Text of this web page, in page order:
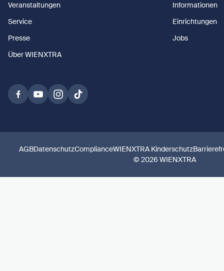
Veranstaltungen
Informationen
Service
Einrichtungen
Presse
Jobs
Über WIENXTRA
© 2026 WIENXTRA
AGBDatenschutzComplianceWIENXTRA Kinderschutz